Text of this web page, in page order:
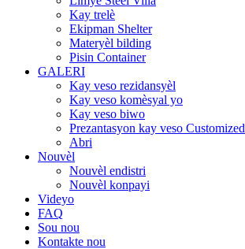
Kay trelè
Ekipman Shelter
Materyèl bilding
Pisin Container
GALERI
Kay veso rezidansyèl
Kay veso komèsyal yo
Kay veso biwo
Prezantasyon kay veso Customized
Abri
Nouvèl
Nouvèl endistri
Nouvèl konpayi
Videyo
FAQ
Sou nou
Kontakte nou